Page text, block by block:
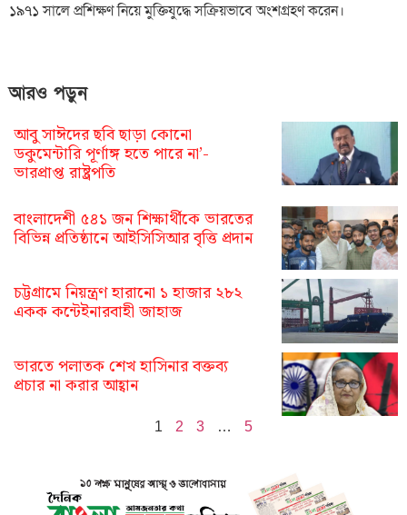
১৯৭১ সালে প্রশিক্ষণ নিয়ে মুক্তিযুদ্ধে সক্রিয়ভাবে অংশগ্রহণ করেন।
আরও পড়ুন
আবু সাঈদের ছবি ছাড়া কোনো
ডকুমেন্টারি পূর্ণাঙ্গ হতে পারে না’-
ভারপ্রাপ্ত রাষ্ট্রপতি
বাংলাদেশী ৫৪১ জন শিক্ষার্থীকে ভারতের
বিভিন্ন প্রতিষ্ঠানে আইসিসিআর বৃত্তি প্রদান
চট্টগ্রামে নিয়ন্ত্রণ হারানো ১ হাজার ২৮২
একক কন্টেইনারবাহী জাহাজ
ভারতে পলাতক শেখ হাসিনার বক্তব্য
প্রচার না করার আহ্বান
1 2 3 … 5